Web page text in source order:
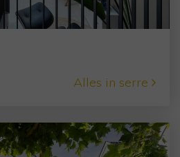
Alles in serre